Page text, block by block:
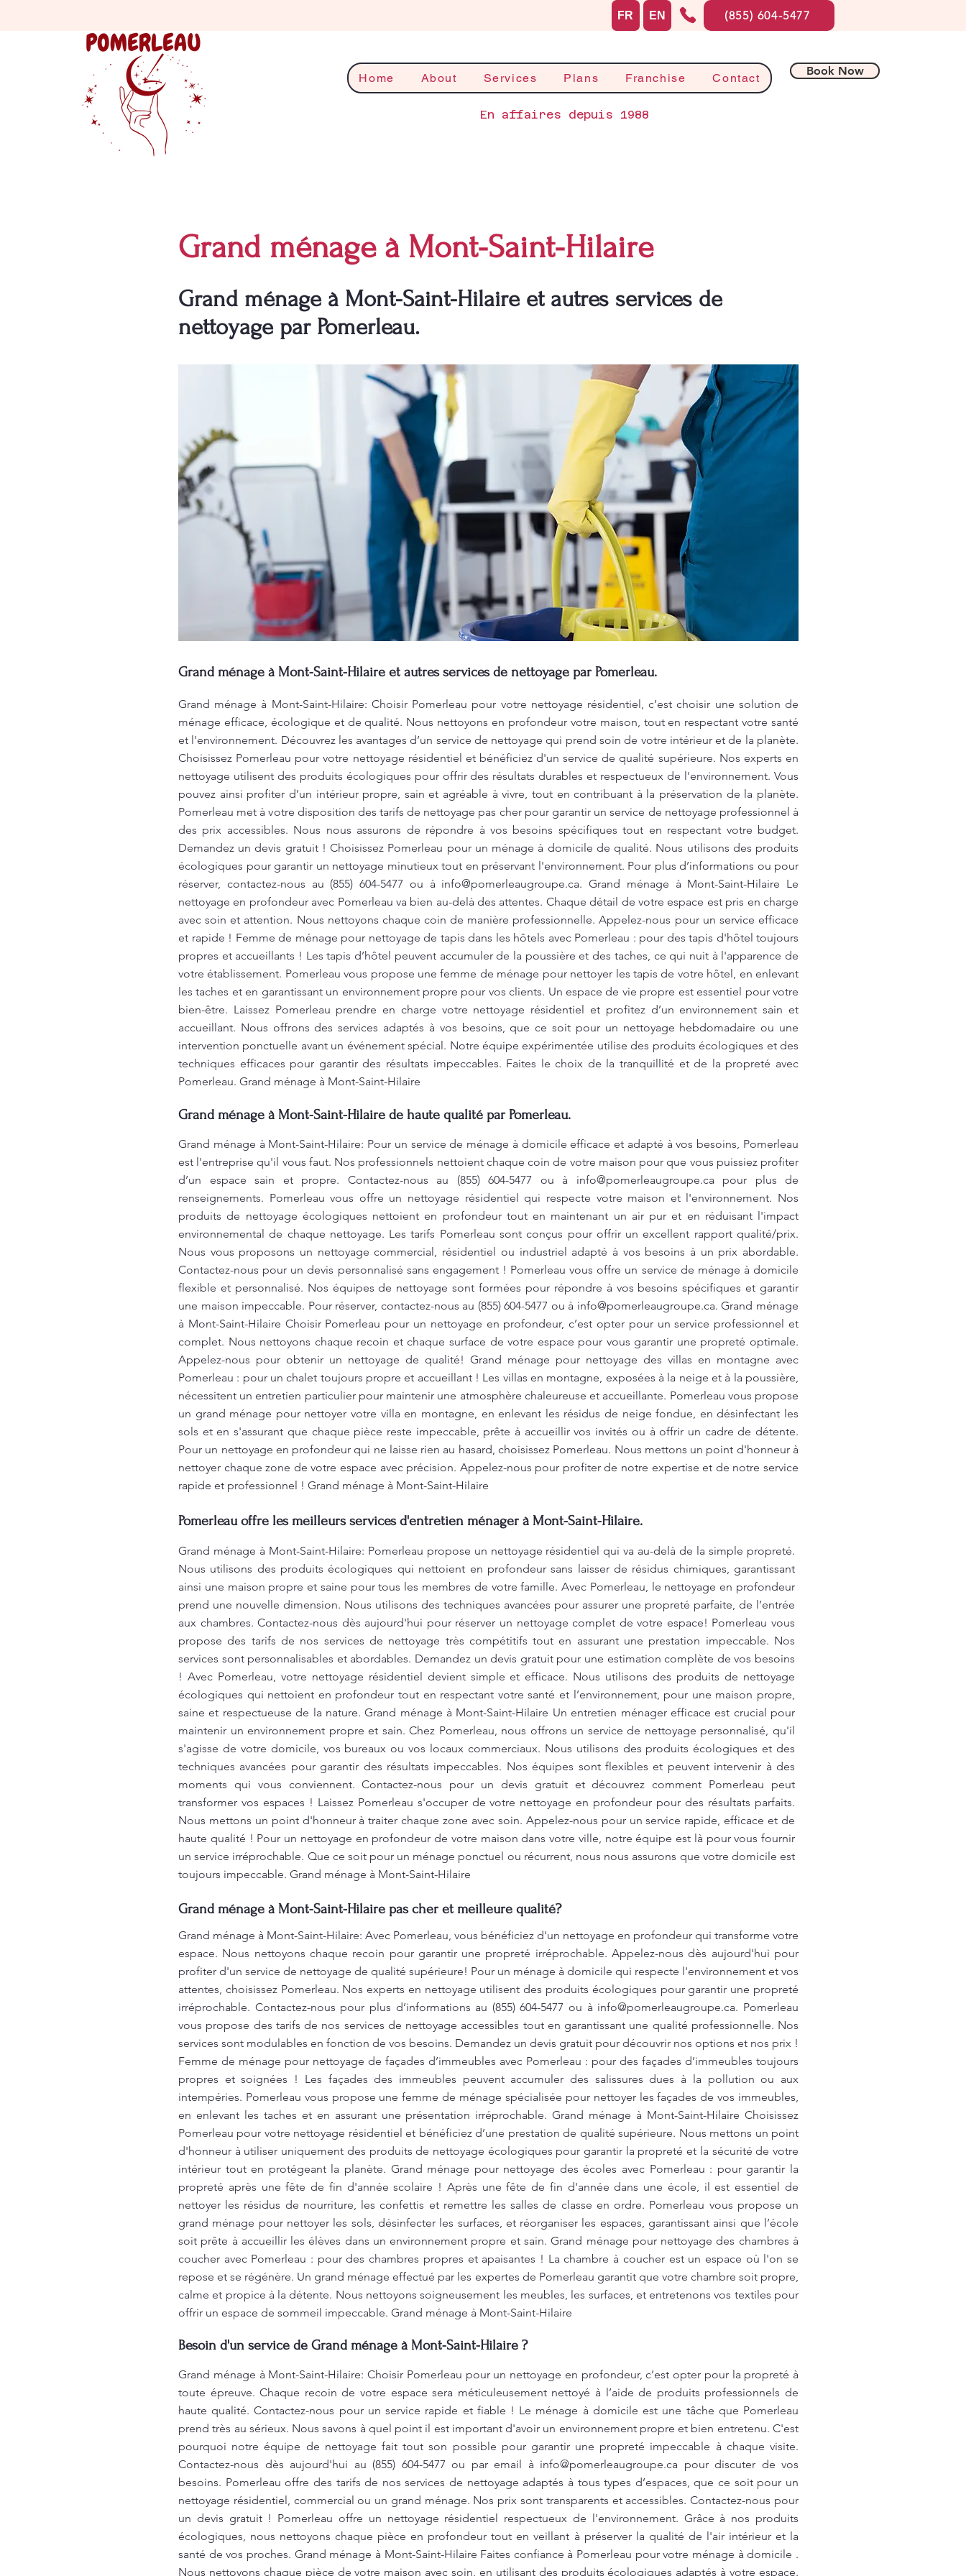
Home About Services Plans Franchise Contact
Book Now
En affaires depuis 1988
FR EN (855) 604-5477
Grand ménage à Mont-Saint-Hilaire
Grand ménage à Mont-Saint-Hilaire et autres services de
nettoyage par Pomerleau.
Grand ménage à Mont-Saint-Hilaire et autres services de nettoyage par Pomerleau.
Grand ménage à Mont-Saint-Hilaire: Choisir Pomerleau pour votre nettoyage résidentiel, c’est choisir une solution de
ménage efficace, écologique et de qualité. Nous nettoyons en profondeur votre maison, tout en respectant votre santé
et l'environnement. Découvrez les avantages d’un service de nettoyage qui prend soin de votre intérieur et de la planète.
Choisissez Pomerleau pour votre nettoyage résidentiel et bénéficiez d'un service de qualité supérieure. Nos experts en
nettoyage utilisent des produits écologiques pour offrir des résultats durables et respectueux de l'environnement. Vous
pouvez ainsi profiter d’un intérieur propre, sain et agréable à vivre, tout en contribuant à la préservation de la planète.
Pomerleau met à votre disposition des tarifs de nettoyage pas cher pour garantir un service de nettoyage professionnel à
des prix accessibles. Nous nous assurons de répondre à vos besoins spécifiques tout en respectant votre budget.
Demandez un devis gratuit ! Choisissez Pomerleau pour un ménage à domicile de qualité. Nous utilisons des produits
écologiques pour garantir un nettoyage minutieux tout en préservant l'environnement. Pour plus d’informations ou pour
réserver, contactez-nous au (855) 604-5477 ou à info@pomerleaugroupe.ca. Grand ménage à Mont-Saint-Hilaire Le
nettoyage en profondeur avec Pomerleau va bien au-delà des attentes. Chaque détail de votre espace est pris en charge
avec soin et attention. Nous nettoyons chaque coin de manière professionnelle. Appelez-nous pour un service efficace
et rapide ! Femme de ménage pour nettoyage de tapis dans les hôtels avec Pomerleau : pour des tapis d'hôtel toujours
propres et accueillants ! Les tapis d’hôtel peuvent accumuler de la poussière et des taches, ce qui nuit à l'apparence de
votre établissement. Pomerleau vous propose une femme de ménage pour nettoyer les tapis de votre hôtel, en enlevant
les taches et en garantissant un environnement propre pour vos clients. Un espace de vie propre est essentiel pour votre
bien-être. Laissez Pomerleau prendre en charge votre nettoyage résidentiel et profitez d’un environnement sain et
accueillant. Nous offrons des services adaptés à vos besoins, que ce soit pour un nettoyage hebdomadaire ou une
intervention ponctuelle avant un événement spécial. Notre équipe expérimentée utilise des produits écologiques et des
techniques efficaces pour garantir des résultats impeccables. Faites le choix de la tranquillité et de la propreté avec
Pomerleau. Grand ménage à Mont-Saint-Hilaire
Grand ménage à Mont-Saint-Hilaire de haute qualité par Pomerleau.
Grand ménage à Mont-Saint-Hilaire: Pour un service de ménage à domicile efficace et adapté à vos besoins, Pomerleau
est l'entreprise qu'il vous faut. Nos professionnels nettoient chaque coin de votre maison pour que vous puissiez profiter
d’un espace sain et propre. Contactez-nous au (855) 604-5477 ou à info@pomerleaugroupe.capour plus de
renseignements. Pomerleau vous offre un nettoyage résidentiel qui respecte votre maison et l'environnement. Nos
produits de nettoyage écologiques nettoient en profondeur tout en maintenant un air pur et en réduisant l'impact
environnemental de chaque nettoyage. Les tarifs Pomerleau sont conçus pour offrir un excellent rapport qualité/prix.
Nous vous proposons un nettoyage commercial, résidentiel ou industriel adapté à vos besoins à un prix abordable.
Contactez-nous pour un devis personnalisé sans engagement ! Pomerleau vous offre un service de ménage à domicile
flexible et personnalisé. Nos équipes de nettoyage sont formées pour répondre à vos besoins spécifiques et garantir
une maison impeccable. Pour réserver, contactez-nous au (855) 604-5477 ou à info@pomerleaugroupe.ca. Grand ménage
à Mont-Saint-Hilaire Choisir Pomerleau pour un nettoyage en profondeur, c’est opter pour un service professionnel et
complet. Nous nettoyons chaque recoin et chaque surface de votre espace pour vous garantir une propreté optimale.
Appelez-nous pour obtenir un nettoyage de qualité! Grand ménage pour nettoyage des villas en montagne avec
Pomerleau : pour un chalet toujours propre et accueillant ! Les villas en montagne, exposées à la neige et à la poussière,
nécessitent un entretien particulier pour maintenir une atmosphère chaleureuse et accueillante. Pomerleau vous propose
un grand ménage pour nettoyer votre villa en montagne, en enlevant les résidus de neige fondue, en désinfectant les
sols et en s'assurant que chaque pièce reste impeccable, prête à accueillir vos invités ou à offrir un cadre de détente.
Pour un nettoyage en profondeur qui ne laisse rien au hasard, choisissez Pomerleau. Nous mettons un point d'honneur à
nettoyer chaque zone de votre espace avec précision. Appelez-nous pour profiter de notre expertise et de notre service
rapide et professionnel ! Grand ménage à Mont-Saint-Hilaire
Pomerleau offre les meilleurs services d'entretien ménager à Mont-Saint-Hilaire.
Grand ménage à Mont-Saint-Hilaire: Pomerleau propose un nettoyage résidentiel qui va au-delà de la simple propreté.
Nous utilisons des produits écologiques qui nettoient en profondeur sans laisser de résidus chimiques, garantissant
ainsi une maison propre et saine pour tous les membres de votre famille. Avec Pomerleau, le nettoyage en profondeur
prend une nouvelle dimension. Nous utilisons des techniques avancées pour assurer une propreté parfaite, de l’entrée
aux chambres. Contactez-nous dès aujourd'hui pour réserver un nettoyage complet de votre espace! Pomerleau vous
propose des tarifs de nos services de nettoyage très compétitifs tout en assurant une prestation impeccable. Nos
services sont personnalisables et abordables. Demandez un devis gratuit pour une estimation complète de vos besoins
! Avec Pomerleau, votre nettoyage résidentiel devient simple et efficace. Nous utilisons des produits de nettoyage
écologiques qui nettoient en profondeur tout en respectant votre santé et l’environnement, pour une maison propre,
saine et respectueuse de la nature. Grand ménage à Mont-Saint-Hilaire Un entretien ménager efficace est crucial pour
maintenir un environnement propre et sain. Chez Pomerleau, nous offrons un service de nettoyage personnalisé, qu'il
s'agisse de votre domicile, vos bureaux ou vos locaux commerciaux. Nous utilisons des produits écologiques et des
techniques avancées pour garantir des résultats impeccables. Nos équipes sont flexibles et peuvent intervenir à des
moments qui vous conviennent. Contactez-nous pour un devis gratuit et découvrez comment Pomerleau peut
transformer vos espaces ! Laissez Pomerleau s'occuper de votre nettoyage en profondeur pour des résultats parfaits.
Nous mettons un point d'honneur à traiter chaque zone avec soin. Appelez-nous pour un service rapide, efficace et de
haute qualité ! Pour un nettoyage en profondeur de votre maison dans votre ville, notre équipe est là pour vous fournir
un service irréprochable. Que ce soit pour un ménage ponctuel ou récurrent, nous nous assurons que votre domicile est
toujours impeccable. Grand ménage à Mont-Saint-Hilaire
Grand ménage à Mont-Saint-Hilaire pas cher et meilleure qualité?
Grand ménage à Mont-Saint-Hilaire: Avec Pomerleau, vous bénéficiez d'un nettoyage en profondeur qui transforme votre
espace. Nous nettoyons chaque recoin pour garantir une propreté irréprochable. Appelez-nous dès aujourd'hui pour
profiter d'un service de nettoyage de qualité supérieure! Pour un ménage à domicile qui respecte l'environnement et vos
attentes, choisissez Pomerleau. Nos experts en nettoyage utilisent des produits écologiques pour garantir une propreté
irréprochable. Contactez-nous pour plus d’informations au (855) 604-5477 ou à info@pomerleaugroupe.ca. Pomerleau
vous propose des tarifs de nos services de nettoyage accessibles tout en garantissant une qualité professionnelle. Nos
services sont modulables en fonction de vos besoins. Demandez un devis gratuit pour découvrir nos options et nos prix !
Femme de ménage pour nettoyage de façades d’immeubles avec Pomerleau : pour des façades d’immeubles toujours
propres et soignées ! Les façades des immeubles peuvent accumuler des salissures dues à la pollution ou aux
intempéries. Pomerleau vous propose une femme de ménage spécialisée pour nettoyer les façades de vos immeubles,
en enlevant les taches et en assurant une présentation irréprochable. Grand ménage à Mont-Saint-Hilaire Choisissez
Pomerleau pour votre nettoyage résidentiel et bénéficiez d’une prestation de qualité supérieure. Nous mettons un point
d'honneur à utiliser uniquement des produits de nettoyage écologiques pour garantir la propreté et la sécurité de votre
intérieur tout en protégeant la planète. Grand ménage pour nettoyage des écoles avec Pomerleau : pour garantir la
propreté après une fête de fin d'année scolaire ! Après une fête de fin d'année dans une école, il est essentiel de
nettoyer les résidus de nourriture, les confettis et remettre les salles de classe en ordre. Pomerleau vous propose un
grand ménage pour nettoyer les sols, désinfecter les surfaces, et réorganiser les espaces, garantissant ainsi que l’école
soit prête à accueillir les élèves dans un environnement propre et sain. Grand ménage pour nettoyage des chambres à
coucher avec Pomerleau : pour des chambres propres et apaisantes ! La chambre à coucher est un espace où l'on se
repose et se régénère. Un grand ménage effectué par les expertes de Pomerleau garantit que votre chambre soit propre,
calme et propice à la détente. Nous nettoyons soigneusement les meubles, les surfaces, et entretenons vos textiles pour
offrir un espace de sommeil impeccable. Grand ménage à Mont-Saint-Hilaire
Besoin d'un service de Grand ménage à Mont-Saint-Hilaire ?
Grand ménage à Mont-Saint-Hilaire: Choisir Pomerleau pour un nettoyage en profondeur, c’est opter pour la propreté à
toute épreuve. Chaque recoin de votre espace sera méticuleusement nettoyé à l’aide de produits professionnels de
haute qualité. Contactez-nous pour un service rapide et fiable ! Le ménage à domicile est une tâche que Pomerleau
prend très au sérieux. Nous savons à quel point il est important d'avoir un environnement propre et bien entretenu. C'est
pourquoi notre équipe de nettoyage fait tout son possible pour garantir une propreté impeccable à chaque visite.
Contactez-nous dès aujourd'hui au (855) 604-5477 ou par email à info@pomerleaugroupe.ca pour discuter de vos
besoins. Pomerleau offre des tarifs de nos services de nettoyage adaptés à tous types d’espaces, que ce soit pour un
nettoyage résidentiel, commercial ou un grand ménage. Nos prix sont transparents et accessibles. Contactez-nous pour
un devis gratuit ! Pomerleau offre un nettoyage résidentiel respectueux de l'environnement. Grâce à nos produits
écologiques, nous nettoyons chaque pièce en profondeur tout en veillant à préserver la qualité de l'air intérieur et la
santé de vos proches. Grand ménage à Mont-Saint-Hilaire Faites confiance à Pomerleau pour votre ménage à domicile .
Nous nettoyons chaque pièce de votre maison avec soin, en utilisant des produits écologiques adaptés à votre espace.